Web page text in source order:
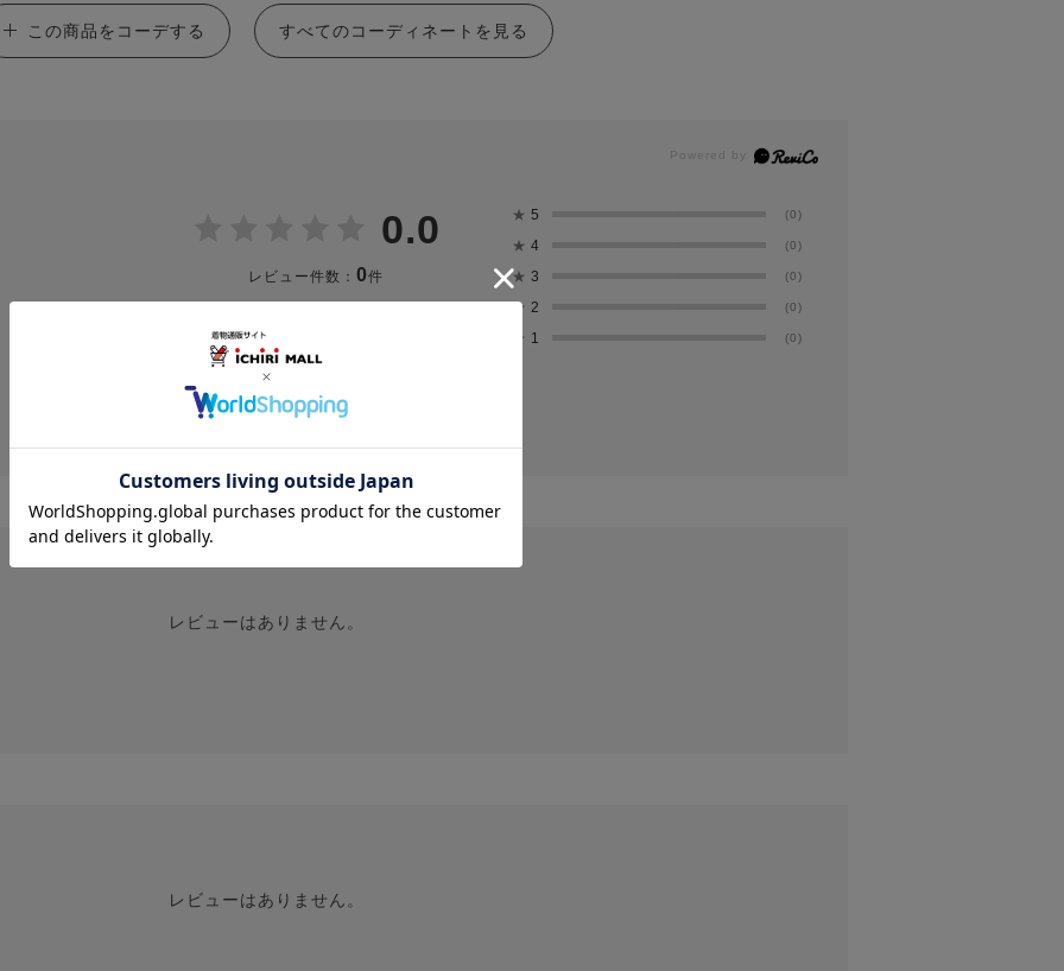
この商品をコーデする すべてのコーディネートを見る
0.0
レビュー件数： 0件
★ 5 (0)
★ 4 (0)
★ 3 (0)
★ 2 (0)
★ 1 (0)
投稿画像はありません。
レビューはありません。
レビューはありません。